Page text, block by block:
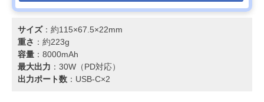
サイズ：約115×67.5×22mm
重さ ：約223g
容量 ：8000mAh
最大出力 ：30W（PD対応）
出力ポート数 ：USB-C×2